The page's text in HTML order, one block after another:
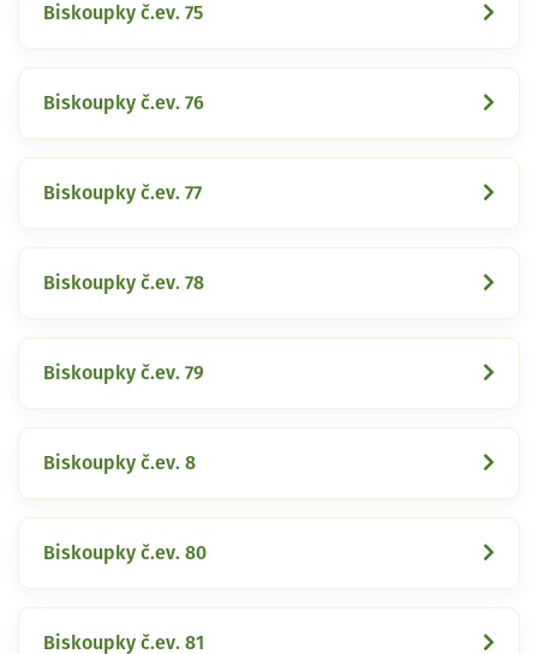
Biskoupky č.ev. 75
Biskoupky č.ev. 76
Biskoupky č.ev. 77
Biskoupky č.ev. 78
Biskoupky č.ev. 79
Biskoupky č.ev. 8
Biskoupky č.ev. 80
Biskoupky č.ev. 81